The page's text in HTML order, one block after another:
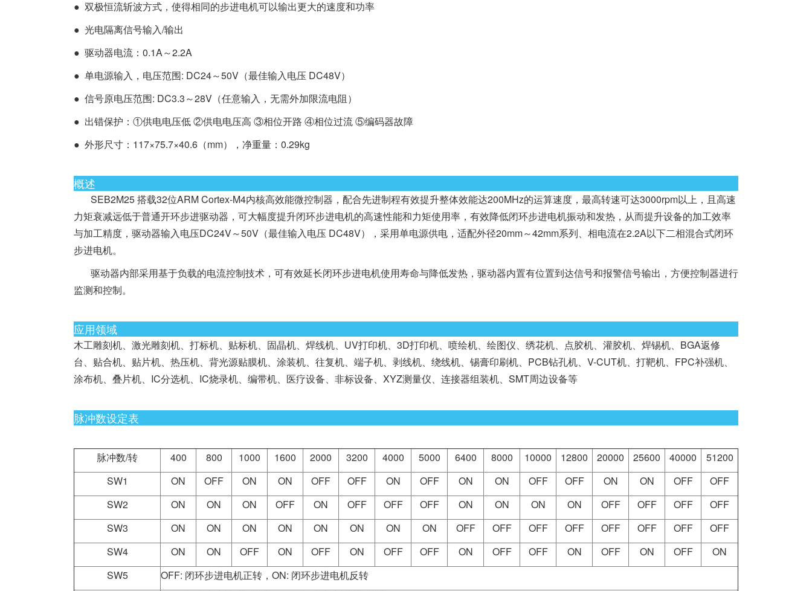
● 双极恒流斩波方式，使得相同的步进电机可以输出更大的速度和功率
● 光电隔离信号输入/输出
● 驱动器电流：0.1A～2.2A
● 单电源输入，电压范围: DC24～50V（最佳输入电压 DC48V）
● 信号原电压范围: DC3.3～28V（任意输入，无需外加限流电阻）
● 出错保护：①供电电压低 ②供电电压高 ③相位开路 ④相位过流 ⑤编码器故障
● 外形尺寸：117×75.7×40.6（mm），净重量：0.29kg
概述
SEB2M25 搭载32位ARM Cortex-M4内核高效能微控制器，配合先进制程有效提升整体效能达200MHz的运算速度，最高转速可达3000rpm以上，且高速
力矩衰减远低于普通开环步进驱动器，可大幅度提升闭环步进电机的高速性能和力矩使用率，有效降低闭环步进电机振动和发热，从而提升设备的加工效率
与加工精度，驱动器输入电压DC24V～50V（最佳输入电压 DC48V），采用单电源供电，适配外径20mm～42mm系列、相电流在2.2A以下二相混合式闭环
步进电机。
驱动器内部采用基于负载的电流控制技术，可有效延长闭环步进电机使用寿命与降低发热，驱动器内置有位置到达信号和报警信号输出，方便控制器进行
监测和控制。
应用领域
木工雕刻机、激光雕刻机、打标机、贴标机、固晶机、焊线机、UV打印机、3D打印机、喷绘机、绘图仪、绣花机、点胶机、灌胶机、焊锡机、BGA返修
台、贴合机、贴片机、热压机、背光源贴膜机、涂装机、往复机、端子机、剥线机、绕线机、锡膏印刷机、PCB钻孔机、V-CUT机、打靶机、FPC补强机、
涂布机、叠片机、IC分选机、IC烧录机、编带机、医疗设备、非标设备、XYZ测量仪、连接器组装机、SMT周边设备等
脉冲数设定表
脉冲数/转 400 800 1000 1600 2000 3200 4000 5000 6400 8000 10000 12800 20000 25600 40000
51200
SW1
ON OFF ON ON OFF OFF ON OFF ON ON OFF OFF ON ON OFF
OFF
SW2
ON ON ON OFF ON OFF OFF OFF ON ON ON ON OFF OFF OFF
OFF
SW3
ON ON ON ON ON ON ON ON OFF OFF OFF OFF OFF OFF OFF
OFF
SW4
ON ON OFF ON OFF ON OFF OFF ON OFF OFF ON OFF ON OFF
ON
SW5
OFF: 闭环步进电机正转，ON: 闭环步进电机反转